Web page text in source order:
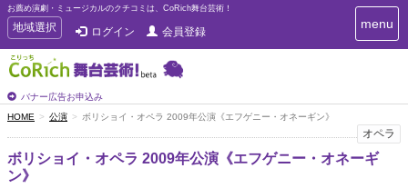
お薦め演劇・ミュージカルのクチコミは、CoRich舞台芸術！
T
o
g
g
e
n
a
v
i
g
地域選択 ログイン 会員登録
バナー広告お申込み
T
o
n
menu
HOME 公演 ボリショイ・オペラ 2009年公演《エフゲニー・オネーギン》
オペラ
ボリショイ・オペラ 2009年公演《エフゲニー・オネーギ
ン》